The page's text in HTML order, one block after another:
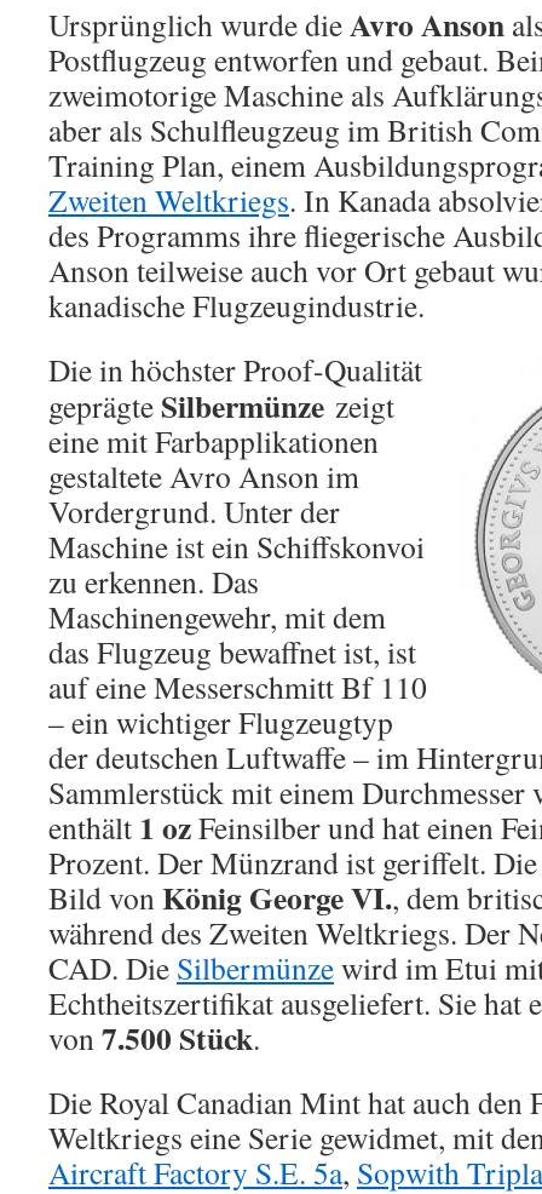
Ursprünglich wurde dieAvro Anson
Postflugzeug entworfen und gebaut.
zweimotorige Maschine als
aber als Schulfleugzeug im British
Training Plan, einem
Zweiten Weltkriegs. In Kanada
des Programms ihre fliegerische
Anson teilweise auch vor Ort gebaut
kanadische Flugzeugindustrie.
Die in höchster Proof-Qualität
geprägte Silbermünze zeigt
eine mit Farbapplikationen
gestaltete Avro Anson im
Vordergrund. Unter der
Maschine ist ein Schiffskonvoi
zu erkennen. Das
Maschinengewehr, mit dem
das Flugzeug bewaffnet ist, ist
auf eine Messerschmitt Bf 110
– ein wichtiger Flugzeugtyp
der deutschen Luftwaffe – im
Sammlerstück mit einem
enthält 1 ozFeinsilber und hat einen
Prozent. Der Münzrand ist geriffelt.
Bild vonKönig George VI., dem
während des Zweiten Weltkriegs. Der
CAD. Die Silbermünzewird im Etui
Echtheitszertifikat ausgeliefert. Sie hat
von7.500 Stück.
Die Royal Canadian Mint hat auch den
Weltkriegs eine Serie gewidmet, mit
Aircraft Factory S.E. 5a, Sopwith